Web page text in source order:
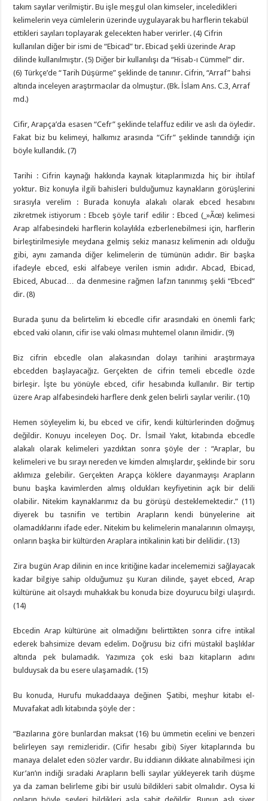
takım sayılar verilmiştir. Bu işle meşgul olan kimseler, inceledikleri
kelimelerin veya cümlelerin üzerinde uygulayarak bu harflerin tekabül
ettikleri sayıları toplayarak gelecekten haber verirler. (4) Cifrin
kullanılan diğer bir ismi de “Ebicad” tır. Ebicad şekli üzerinde Arap
dilinde kullanılmıştır. (5) Diğer bir kullanılışı da “Hisab-ı Cümmel” dir.
(6) Türkçe’de “Tarih Düşürme” şeklinde de tanınır. Cifrin, “Arraf” bahsi
altında inceleyen araştırmacılar da olmuştur. (Bk. İslam Ans. C.3, Arraf
md.)
Cifir, Arapça’da esasen “Cefr” şeklinde telaffuz edilir ve aslı da öyledir.
Fakat biz bu kelimeyi, halkımız arasında “Cifr” şeklinde tanındığı için
böyle kullandık. (7)
Tarihi : Cifrin kaynağı hakkında kaynak kitaplarımızda hiç bir ihtilaf
yoktur. Biz konuyla ilgili bahisleri bulduğumuz kaynakların görüşlerini
sırasıyla verelim : Burada konuyla alakalı olarak ebced hesabını
zikretmek istiyorum : Ebceb şöyle tarif edilir : Ebced (_»Ãœ) kelimesi
Arap alfabesindeki harflerin kolaylıkla ezberlenebilmesi için, harflerin
birleştirilmesiyle meydana gelmiş sekiz manasız kelimenin adı olduğu
gibi, aynı zamanda diğer kelimelerin de tümünün adıdır. Bir başka
ifadeyle ebced, eski alfabeye verilen ismin adıdır. Abcad, Ebicad,
Ebiced, Abucad… da denmesine rağmen lafzın tanınmış şekli “Ebced”
dir. (8)
Burada şunu da belirtelim ki ebcedle cifir arasındaki en önemli fark;
ebced vaki olanın, cifir ise vaki olması muhtemel olanın ilmidir. (9)
Biz cifrin ebcedle olan alakasından dolayı tarihini araştırmaya
ebcedden başlayacağız. Gerçekten de cifrin temeli ebcedle özde
birleşir. İşte bu yönüyle ebced, cifir hesabında kullanılır. Bir tertip
üzere Arap alfabesindeki harflere denk gelen belirli sayılar verilir. (10)
Hemen söyleyelim ki, bu ebced ve cifir, kendi kültürlerinden doğmuş
değildir. Konuyu inceleyen Doç. Dr. İsmail Yakıt, kitabında ebcedle
alakalı olarak kelimeleri yazdıktan sonra şöyle der : “Araplar, bu
kelimeleri ve bu sırayı nereden ve kimden almışlardır, şeklinde bir soru
aklımıza gelebilir. Gerçekten Arapça köklere dayanmayışı Arapların
bunu başka kavimlerden almış oldukları keyfiyetinin açık bir delili
olabilir. Nitekim kaynaklarımız da bu görüşü desteklemektedir.” (11)
diyerek bu tasnifin ve tertibin Arapların kendi bünyelerine ait
olamadıklarını ifade eder. Nitekim bu kelimelerin manalarının olmayışı,
onların başka bir kültürden Araplara intikalinin kati bir delilidir. (13)
Zira bugün Arap dilinin en ince kritiğine kadar incelememizi sağlayacak
kadar bilgiye sahip olduğumuz şu Kuran dilinde, şayet ebced, Arap
kültürüne ait olsaydı muhakkak bu konuda bize doyurucu bilgi ulaşırdı.
(14)
Ebcedin Arap kültürüne ait olmadığını belirttikten sonra cifre intikal
ederek bahsimize devam edelim. Doğrusu biz cifri müstakil başlıklar
altında pek bulamadık. Yazımıza çok eski bazı kitapların adını
bulduysak da bu esere ulaşamadık. (15)
Bu konuda, Hurufu mukaddaaya değinen Şatibi, meşhur kitabı el-
Muvafakat adlı kitabında şöyle der :
“Bazılarına göre bunlardan maksat (16) bu ümmetin ecelini ve benzeri
belirleyen sayı remizleridir. (Cifir hesabı gibi) Siyer kitaplarında bu
manaya delalet eden sözler vardır. Bu iddianın dikkate alınabilmesi için
Kur’an’ın indiği sıradaki Arapların belli sayılar yükleyerek tarih düşme
ya da zaman belirleme gibi bir usulü bildikleri sabit olmalıdır. Oysa ki